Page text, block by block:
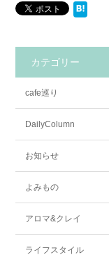
カテゴリー
cafe巡り
DailyColumn
お知らせ
よみもの
アロマ&クレイ
ライフスタイル